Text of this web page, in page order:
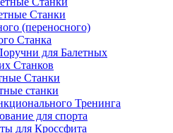
Станки
(переносного)
Станка
для Балетных
Станков
Станки
станки
Тренинга
для спорта
для Кроссфита